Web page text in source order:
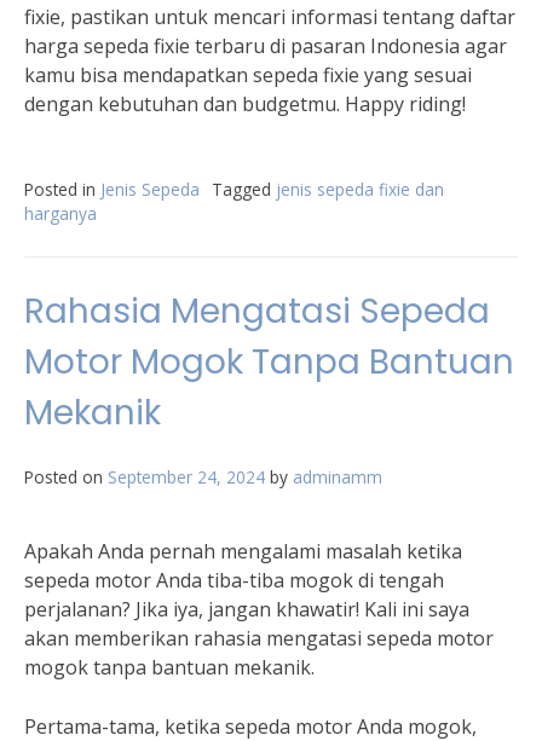
fixie, pastikan untuk mencari informasi tentang daftar
harga sepeda fixie terbaru di pasaran Indonesia agar
kamu bisa mendapatkan sepeda fixie yang sesuai
dengan kebutuhan dan budgetmu. Happy riding!
Posted in Jenis Sepeda Tagged jenis sepeda fixie dan
harganya
Rahasia Mengatasi Sepeda
Motor Mogok Tanpa Bantuan
Mekanik
Posted on September 24, 2024 by adminamm
Apakah Anda pernah mengalami masalah ketika
sepeda motor Anda tiba-tiba mogok di tengah
perjalanan? Jika iya, jangan khawatir! Kali ini saya
akan memberikan rahasia mengatasi sepeda motor
mogok tanpa bantuan mekanik.
Pertama-tama, ketika sepeda motor Anda mogok,